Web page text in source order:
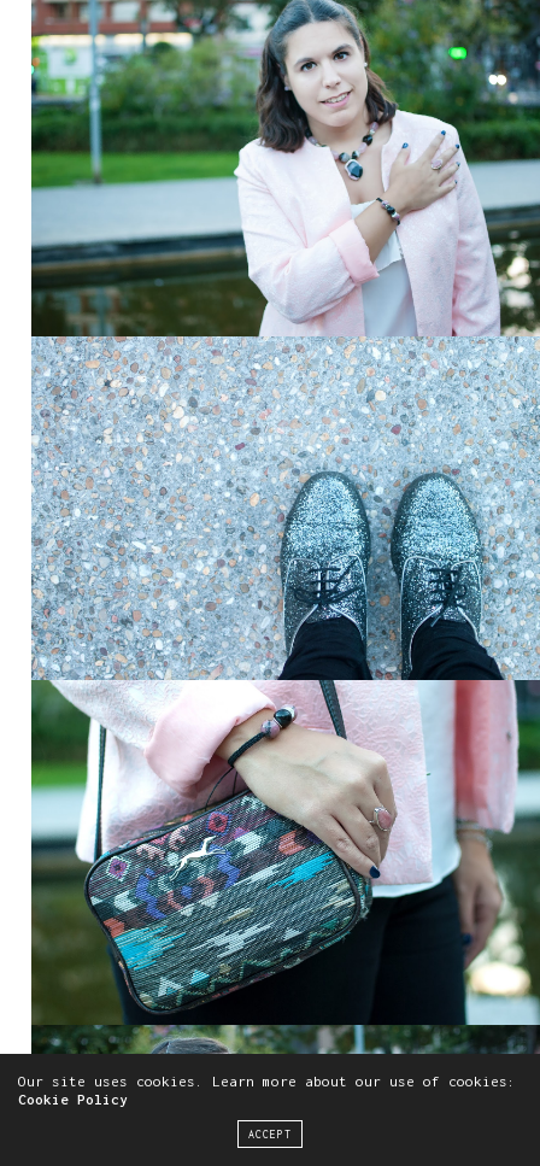
Our site uses cookies. Learn more about our use of cookies:
Cookie Policy
ACCEPT